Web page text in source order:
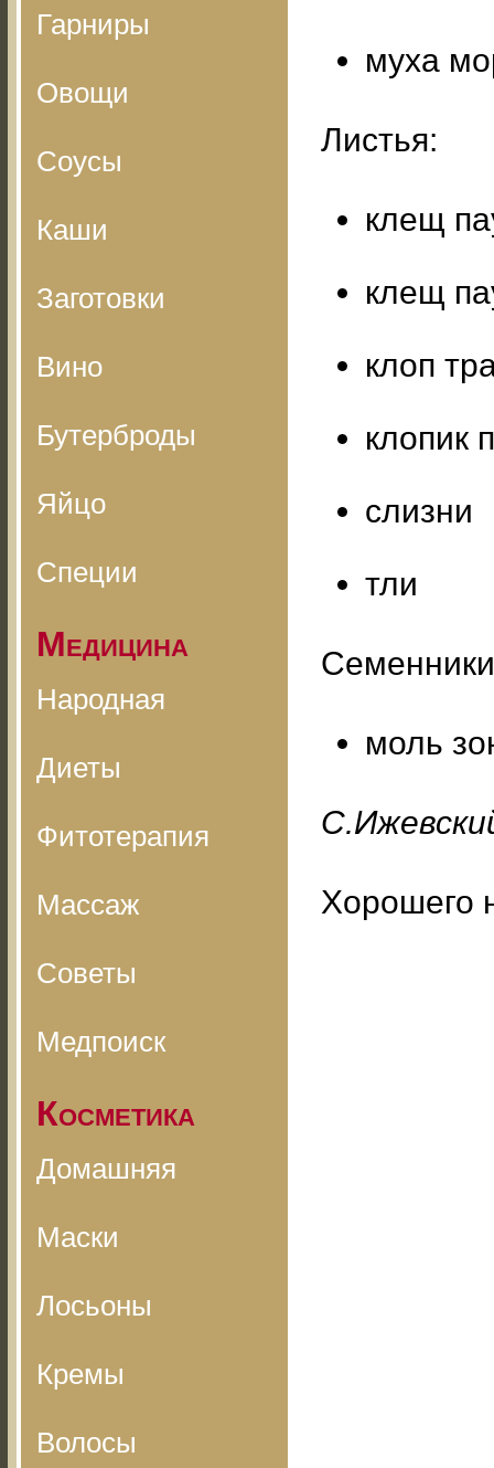
Гарниры
Овощи
Соусы
Каши
Заготовки
Вино
Бутерброды
Яйцо
Специи
Медицина
Народная
Диеты
Фитотерапия
Массаж
Советы
Медпоиск
Косметика
Домашняя
Маски
Лосьоны
Кремы
Волосы
муха
Листья:
клещ
клещ
клоп
клопик
слизни
тли
моль
Хорошего